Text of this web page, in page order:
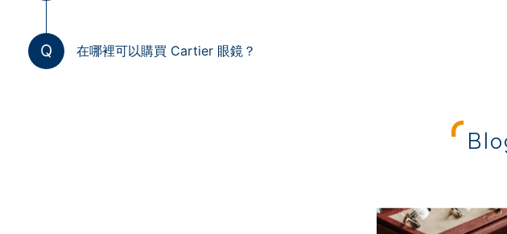
Q 在哪裡可以購買 Cartier 眼鏡？